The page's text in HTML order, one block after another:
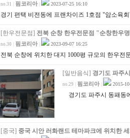
no.31 핌코리아 2023-07-25 16:10
경기 편택 비전동에 프랜차이즈 1호점 "암소육
[한우전문점] 전북 순창 한우전문점 "순창한우
no.30 핌코리아 2023-09-07 16:25
전북 순창에 위치한 대지 1000평 규모의 한우전
[일반음식] 경기도 파주
no.29 핌코리아 2015-
경기도 파주시 동패동
[중국] 중국 시안 러화랜드 테마파크에 위치한